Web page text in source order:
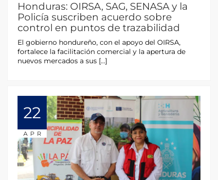
Honduras: OIRSA, SAG, SENASA y la
Policía suscriben acuerdo sobre
control en puntos de trazabilidad
El gobierno hondureño, con el apoyo del OIRSA,
fortalece la facilitación comercial y la apertura de
nuevos mercados a sus […]
22
APR